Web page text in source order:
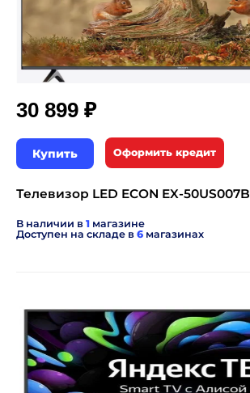
30 899 ₽
Купить Оформить кредит
Телевизор LED ECON EX-50US007B
В наличии в 1 магазине
Доступен на складе в 6 магазинах